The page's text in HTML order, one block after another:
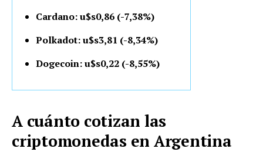
Cardano: u$s0,86 (-7,38%)
Polkadot: u$s3,81 (-8,34%)
Dogecoin: u$s0,22 (-8,55%)
A cuánto cotizan las
criptomonedas en Argentina